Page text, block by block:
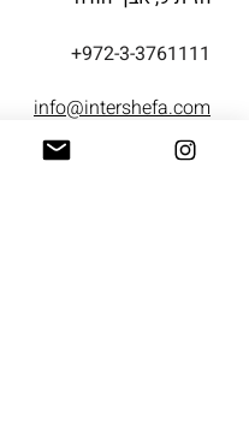
+972-3-3761111
info@intershefa.com